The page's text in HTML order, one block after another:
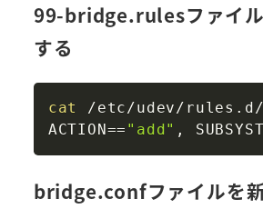
99-bridge.rulesファイ
する
cat
ACTION== "add" ,
bridge.confファイルを